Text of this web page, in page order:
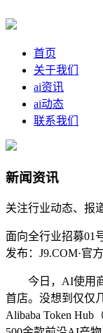
首页
关于我们
ai资讯
ai动态
联系我们
新闻资讯
关注行业动态、报
面向全行业招募01
发布：J9.COM·官
今日，AI使用商
首店。没想到仅仅
Alibaba Token Hub